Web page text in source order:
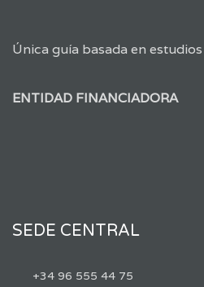
Única guía basada en
ENTIDAD FINANCIADORA
SEDE CENTRAL
+34 96 555 44 75